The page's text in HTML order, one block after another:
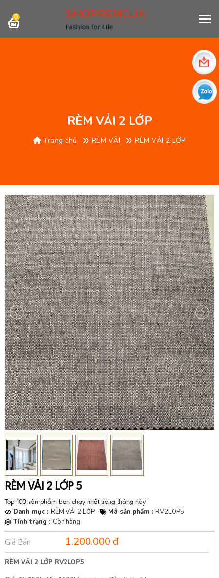
0
RÈM VẢI 2 LỚP
Trang chủ RÈM VẢI RÈM VẢI 2 LỚP
RÈM VẢI 2 LỚP 5
Top 100 sản phẩm bán chạy nhất trong tháng này
Danh mục : RÈM VẢI 2 LỚP Mã sản phẩm : RV2LOP5
Tình trạng : Còn hàng
Giá Bán 1.200.000 đ
RÈM VẢI 2 LỚP RV2LOP5